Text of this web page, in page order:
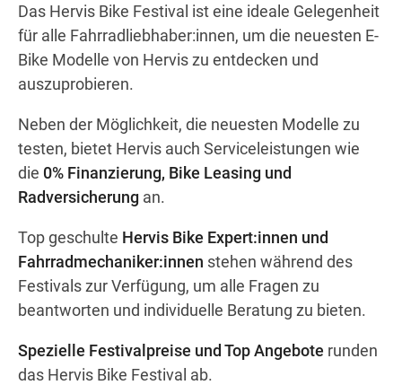
Das Hervis Bike Festival ist eine ideale Gelegenheit
für alle Fahrradliebhaber:innen, um die neuesten E-
Bike Modelle von Hervis zu entdecken und
auszuprobieren.
Neben der Möglichkeit, die neuesten Modelle zu
testen, bietet Hervis auch Serviceleistungen wie
die 0% Finanzierung, Bike Leasing und
Radversicherung an.
Top geschulte Hervis Bike Expert:innen und
Fahrradmechaniker:innen stehen während des
Festivals zur Verfügung, um alle Fragen zu
beantworten und individuelle Beratung zu bieten.
Spezielle Festivalpreise und Top Angebote runden
das Hervis Bike Festival ab.